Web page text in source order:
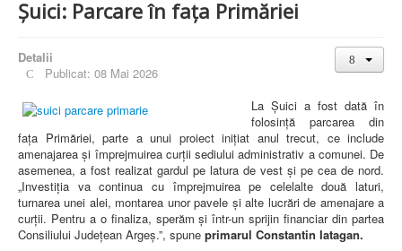
Șuici: Parcare în fața Primăriei
Detalii
Publicat: 08 Mai 2026
La Șuici a fost dată în
folosință parcarea din
fața Primăriei, parte a unui proiect inițiat anul trecut, ce include
amenajarea și împrejmuirea curții sediului administrativ a comunei. De
asemenea, a fost realizat gardul pe latura de vest și pe cea de nord.
„Investiția va continua cu împrejmuirea pe celelalte două laturi,
turnarea unei alei, montarea unor pavele și alte lucrări de amenajare a
curții. Pentru a o finaliza, sperăm și într-un sprijin financiar din partea
Consiliului Județean Argeș.”, spune primarul Constantin Iatagan.